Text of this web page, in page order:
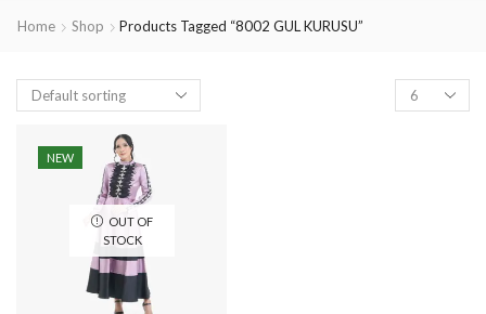
Home Shop Products Tagged “8002 GUL KURUSU”
NEW
OUT OF
STOCK